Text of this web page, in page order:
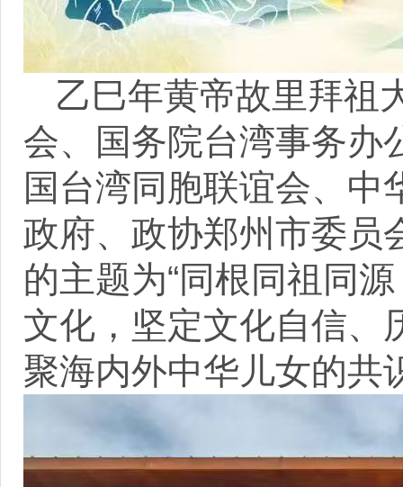
乙巳年黄帝故里拜祖
会、国务院台湾事务办
国台湾同胞联谊会、中
政府、政协郑州市委员
的主题为“同根同祖同
文化，坚定文化自信、
聚海内外中华儿女的共